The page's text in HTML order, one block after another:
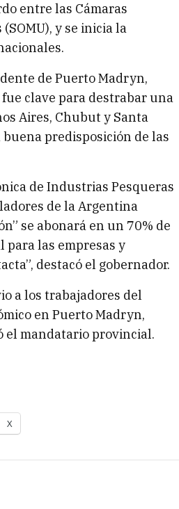
entre las Cámaras
y se inicia la
de Puerto Madryn,
clave para destrabar una
Aires, Chubut y Santa
predisposición de las
de Industrias Pesqueras
de la Argentina
se abonará en un 70% de
las empresas y
destacó el gobernador.
a los trabajadores del
en Puerto Madryn,
el mandatario provincial.
X